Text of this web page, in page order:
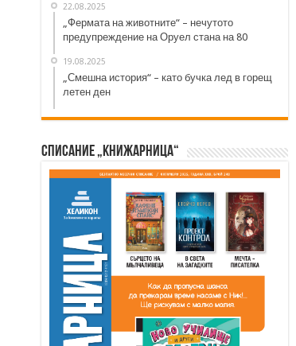
22.08.2025
„Фермата на животните“ – нечутото
предупреждение на Оруел стана на 80
19.08.2025
„Смешна история“ – като бучка лед в горещ
летен ден
Списание „Книжарница“